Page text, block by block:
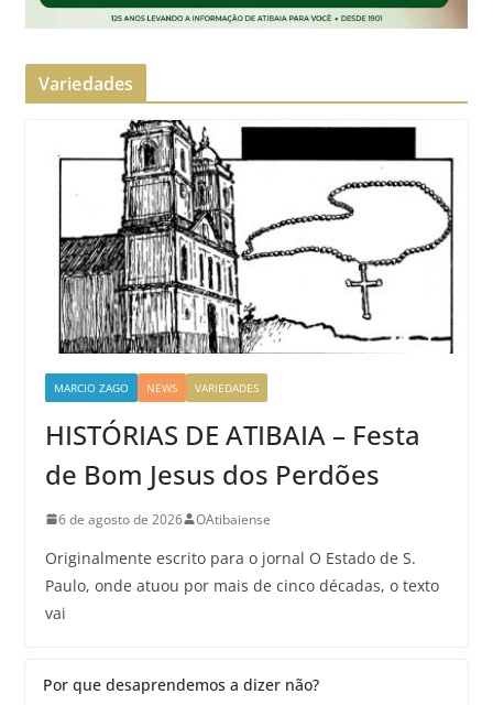
Variedades
MARCIO ZAGO NEWS VARIEDADES
HISTÓRIAS DE ATIBAIA – Festa
de Bom Jesus dos Perdões
6 de agosto de 2026 OAtibaiense
Originalmente escrito para o jornal O Estado de S.
Paulo, onde atuou por mais de cinco décadas, o texto
vai
Por que desaprendemos a dizer não?